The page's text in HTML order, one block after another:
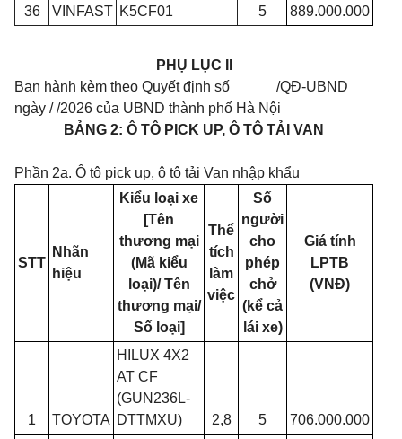
36 VINFAST K5CF01
5 889.000.000
PHỤ LỤC II
Ban hành kèm theo Quyết định số /QĐ-UBND
ngày / /2026 của UBND thành phố Hà Nội
BẢNG 2: Ô TÔ PICK UP, Ô TÔ TẢI VAN
Phần 2a. Ô tô pick up, ô tô tải Van nhập khẩu
STT
Nhãn
hiệu
Kiểu loại xe
[Tên
thương mại
(Mã kiểu
loại)/ Tên
thương mại/
Số loại]
Thể
tích
làm
việc
Số
người
cho
phép
chở
(kể cả
lái xe)
Giá tính
LPTB
(VNĐ)
1 TOYOTA
HILUX 4X2
AT CF
(GUN236L-
DTTMXU)
2,8 5 706.000.000